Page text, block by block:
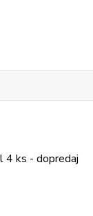
4 ks - dopredaj